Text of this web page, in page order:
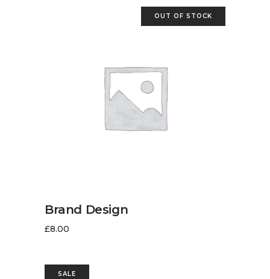
OUT OF STOCK
LIRE LA SUITE
Brand Design
£8.00
SALE